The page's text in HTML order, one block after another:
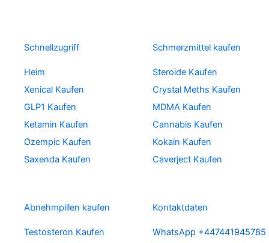
Schnellzugriff
Heim
Xenical Kaufen
GLP1 Kaufen
Ketamin Kaufen
Ozempic Kaufen
Saxenda Kaufen
Schmerzmittel kaufen
Steroide Kaufen
Crystal Meths Kaufen
MDMA Kaufen
Cannabis Kaufen
Kokain Kaufen
Caverject Kaufen
Abnehmpillen kaufen
Testosteron Kaufen
Kontaktdaten
WhatsApp +447441945785